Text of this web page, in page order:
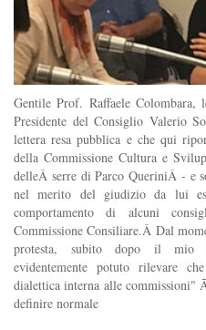
Gentile Prof. Raffaele Colombara,
Presidente del Consiglio Valerio
lettera resa pubblica e che qui
della Commissione Cultura e
delleÂ serre di Parco QueriniÂ - e
nel merito del giudizio da lui
comportamento di alcuni
Commissione Consiliare.Â Dal
protesta, subito dopo il mio
evidentemente potuto rilevare
dialettica interna alle commissioni"
definire normale